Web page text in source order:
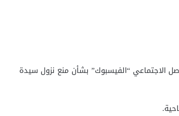
الاجتماعي “الفيسبوك” بشأن منع نزول سيدة